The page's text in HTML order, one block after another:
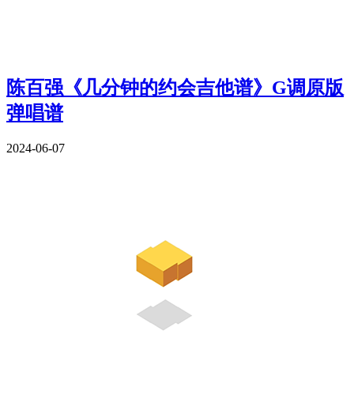
陈百强《几分钟的约会吉他谱》G调原版
弹唱谱
2024-06-07